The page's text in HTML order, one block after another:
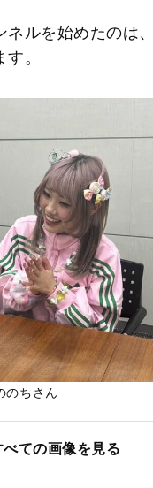
ルを始めたのは
。
のちさん
べての画像を見る